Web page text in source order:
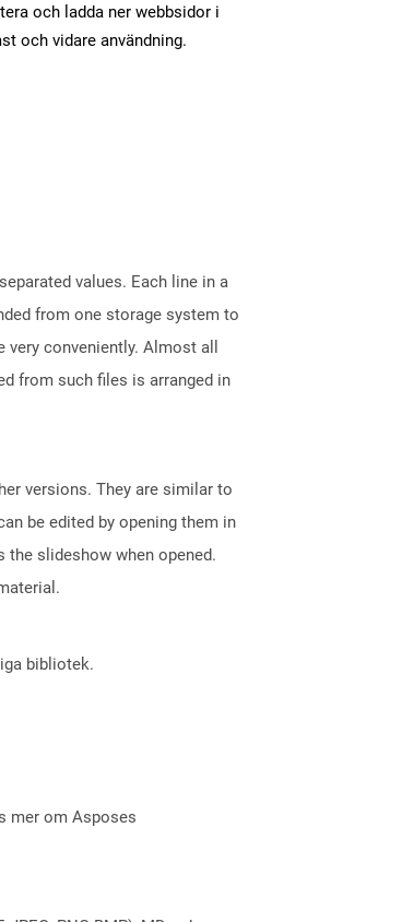
och ladda ner webbsidor i
och vidare användning.
values. Each line in a
from one storage system to
conveniently. Almost all
from such files is arranged in
versions. They are similar to
be edited by opening them in
slideshow when opened.
bibliotek.
mer om Asposes